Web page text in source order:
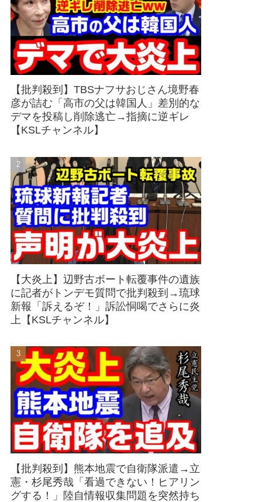
【批判殺到】TBSナフサおじさん境野春
彦が詰む「高市の父は韓国人」差別的な
デマを投稿し削除逃亡→指摘に逆ギレ
【KSLチャンネル】
【大炎上】辺野古ボート転覆事件の遺族
に記者がトンデモ質問で批判殺到→琉球
新報「訴えるぞ！」訴訟恫喝でさらに炎
上【KSLチャンネル】
【批判殺到】熊本地震で自衛隊派遣→立
憲・杉尾秀哉「看過できない！ヒアリン
グする！」陸自情報収集問題を突然持ち